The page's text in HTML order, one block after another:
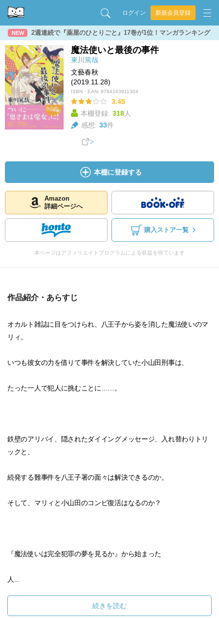
ログイン 新規会員登録
NEW 2週連続で『薬屋のひとりごと』17巻が1位！マンガランキング
魔法使いと最後の事件
東川篤哉
文藝春秋
(2019.11.28)
ISBN・EAN: 9784163911304
3.45
本棚登録: 318人
感想: 33件
本棚に登録する
Amazon
詳細ページへ
購入ストア一覧
本ページはアフィリエイトプログラムによる収益を得ています
作品紹介・あらすじ
オカルト雑誌に目をつけられ、八王子から姿を消した魔法使いのマ
リィ。
いつも彼女の力を借りて事件を解決していた小山田刑事は、
たった一人で犯人に挑むことに……。
鉄壁のアリバイ、隠されたダイイングメッセージ、入れ替わりトリ
ックと、
続発する難事件を八王子署の面々は解決できるのか。
そして、マリィと小山田のコンビ復活はなるのか？
『魔法使いは完全犯罪の夢を見るか』から始まった
人...
続きを読む